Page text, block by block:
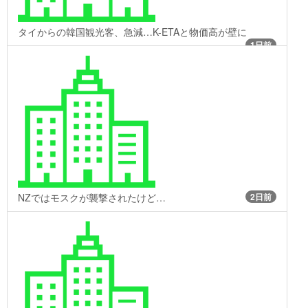
タイからの韓国観光客、急減…K-ETAと物価高が壁に
1日前
NZではモスクが襲撃されたけど… 2日前